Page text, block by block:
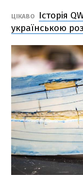
ЦІКАВО
Історія
українською